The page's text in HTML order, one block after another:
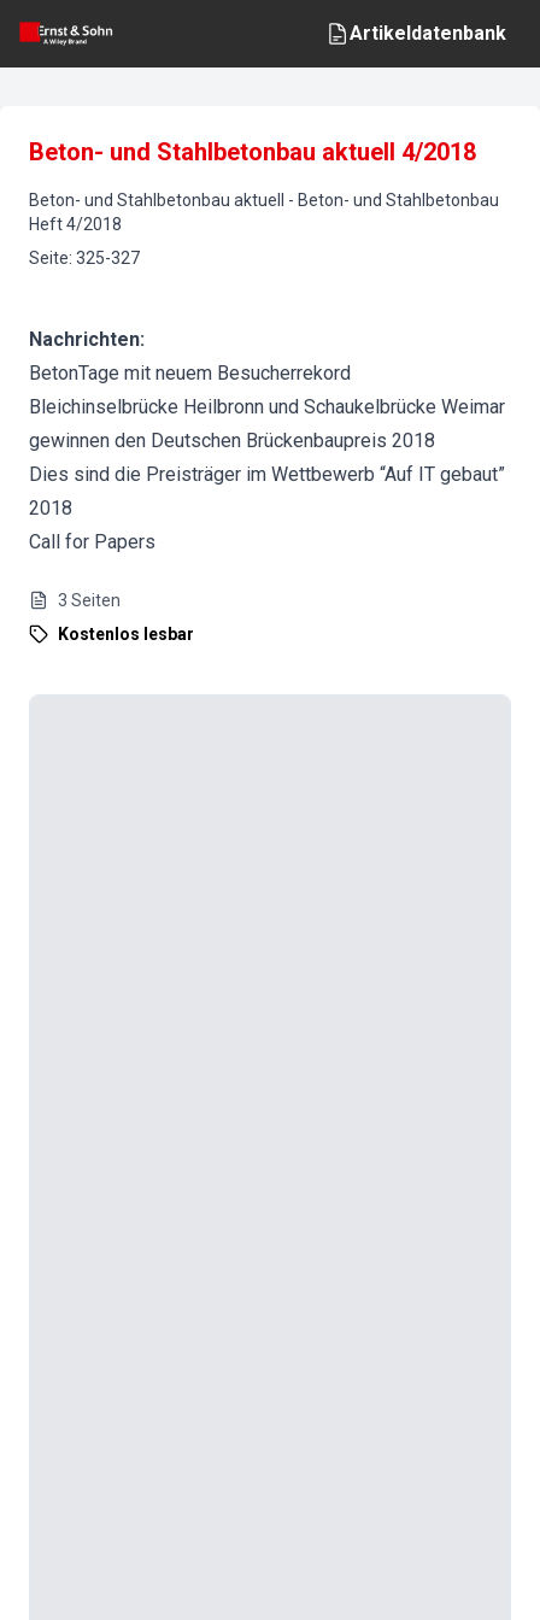
Artikeldatenbank
Beton- und Stahlbetonbau aktuell 4/2018
Beton- und Stahlbetonbau aktuell - Beton- und Stahlbetonbau
Heft4/2018
Seite: 325-327
Nachrichten:
BetonTage mit neuem Besucherrekord
Bleichinselbrücke Heilbronn und Schaukelbrücke Weimar
gewinnen den Deutschen Brückenbaupreis 2018
Dies sind die Preisträger im Wettbewerb “Auf IT gebaut”
2018
Call for Papers
3 Seiten
Kostenlos lesbar